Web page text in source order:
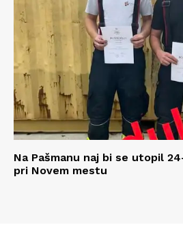
Na Pašmanu naj bi se utopil
pri Novem mestu